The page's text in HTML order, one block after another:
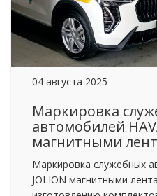
04 августа 2025
Маркировка
автомобилей
магнитными
Маркировка служебных
JOLION магнитными